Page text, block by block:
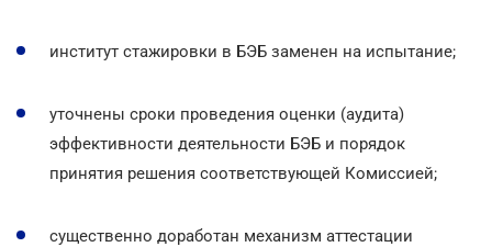
институт стажировки в БЭБ заменен на испытание;
уточнены сроки проведения оценки (аудита)
эффективности деятельности БЭБ и порядок
принятия решения соответствующей Комиссией;
существенно доработан механизм аттестации